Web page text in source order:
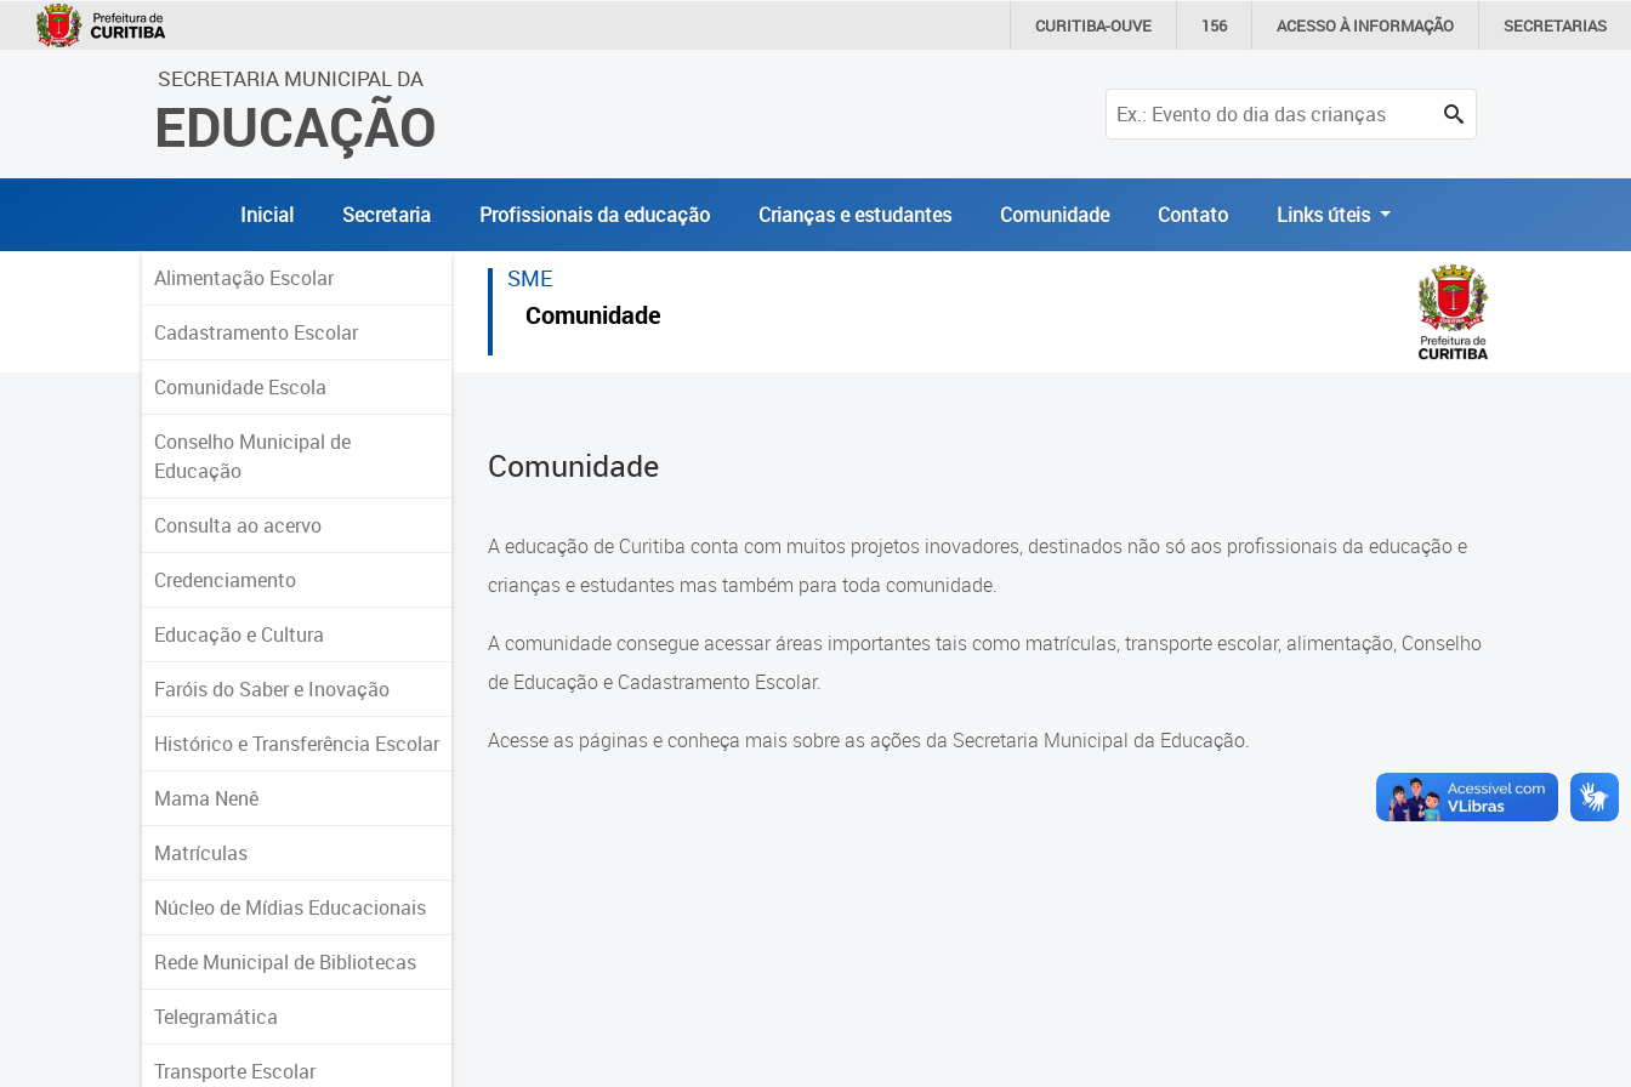
CURITIBA-OUVE 156 ACESSO ÀINFORMAÇÃO SECRETARIAS
SECRETARIA MUNICIPAL DA
EDUCAÇÃO
Inicial Secretaria Profissionais da educação Crianças e estudantes Comunidade Contato Links úteis
Alimentação Escolar
Cadastramento Escolar
Comunidade Escola
Conselho Municipal de
Educação
Consulta ao acervo
Credenciamento
Educação e Cultura
Faróis do Saber e Inovação
Histórico e Transferência Escolar
Mama Nenê
Matrículas
Núcleo de Mídias Educacionais
Rede Municipal de Bibliotecas
Telegramática
Transporte Escolar
SME
Comunidade
Comunidade
A educação de Curitiba conta com muitos projetos inovadores, destinados não só aos profissionais da educação e
crianças e estudantes mas também para toda comunidade.
A comunidade consegue acessar áreas importantes tais como matrículas, transporte escolar, alimentação, Conselho
de Educação e Cadastramento Escolar.
Acesse as páginas e conheça mais sobre as ações da Secretaria Municipal da Educação.